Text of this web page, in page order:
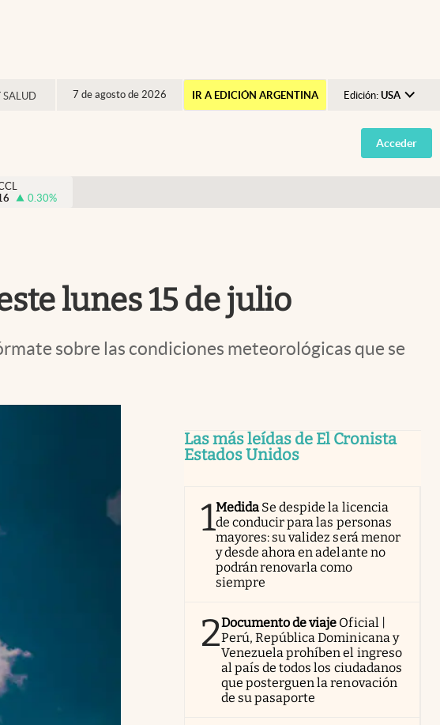
SALUD 7 de agosto de 2026 IR A EDICIÓN ARGENTINA Edición: USA
Argentina
España
Acceder
0.30%
lunes 15 de julio
sobre las condiciones meteorológicas que se
Las más leídas de El Cronista
Estados Unidos
1Medida Se despide la licencia
de conducir para las personas
mayores: su validez será menor
y desde ahora en adelante no
podrán renovarla como
siempre
2Documento de viaje Oficial |
Perú, República Dominicana y
Venezuela prohíben el ingreso
al país de todos los ciudadanos
que posterguen la renovación
de su pasaporte